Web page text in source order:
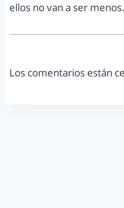
ellos no van a ser
Los comentarios están